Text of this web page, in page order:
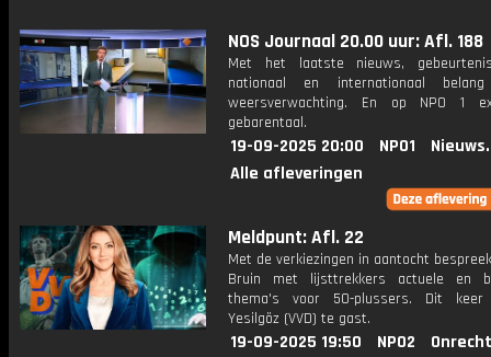
NOS Journaal 20.00 uur: Afl. 188
Met het laatste nieuws,
nationaal en internationaal
weersverwachting. En op NPO 1
gebarentaal.
19-09-2025 20:00 NPO1
Alle afleveringen
Meldpunt: Afl. 22
Met de verkiezingen in aantocht
Bruin met lijsttrekkers actuele en
thema's voor 50-plussers. Dit
Yesilgöz (VVD) te gast.
19-09-2025 19:50 NPO2